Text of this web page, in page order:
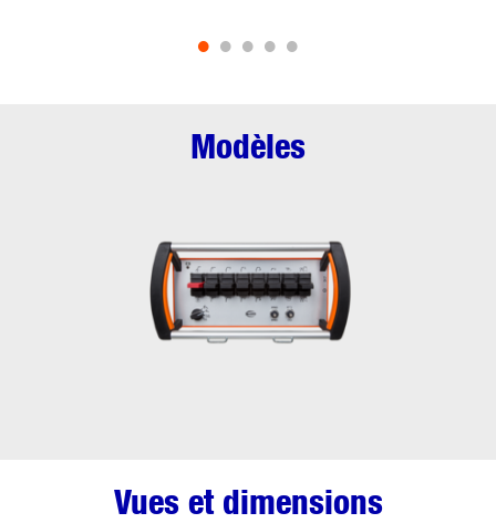
• • • • •
Modèles
Vues et dimensions